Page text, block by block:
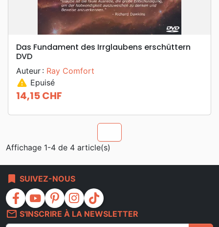
Das Fundament des Irrglaubens erschüttern
DVD
Auteur : Ray Comfort
warning Epuisé
Prix
14,15 CHF
Affichage 1-4 de 4 article(s)
bookmark SUIVEZ-NOUS
facebook youtube pinterest instagram
tiktok
mail_outline S'INSCRIRE À LA NEWSLETTER